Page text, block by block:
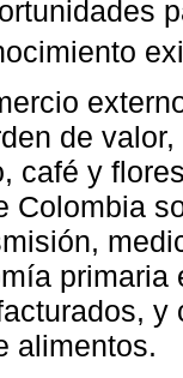
de
café y
Colombia
alimentos.